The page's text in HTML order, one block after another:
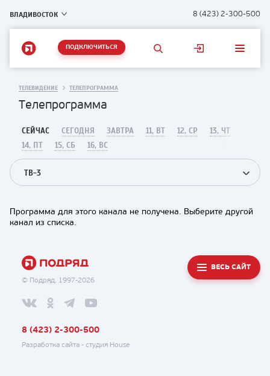
ВЛАДИВОСТОК 8 (423) 2-300-500
ПОДКЛЮЧИТЬСЯ
ТЕЛЕВИДЕНИЕ ТЕЛЕПРОГРАММА
Телепрограмма
СЕЙЧАС СЕГОДНЯ ЗАВТРА 11, ВТ 12, СР
13, ЧТ
14, ПТ
15, СБ 16, ВС
ТВ-3
Программа для этого канала не получена. Выберите другой
канал из списка.
© Подряд, 1997-2026
ВЕСЬ САЙТ
8 (423) 2-300-500
Разработка сайта - студия House